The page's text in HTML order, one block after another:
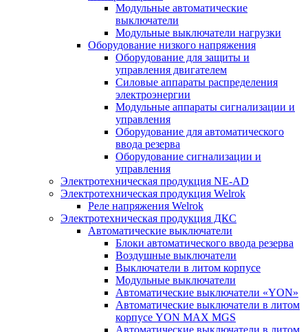
Модульные автоматические
выключатели
Модульные выключатели нагрузки
Оборудование низкого напряжения
Оборудование для защиты и
управления двигателем
Силовые аппараты распределения
электроэнергии
Модульные аппараты сигнализации и
управления
Оборудование для автоматического
ввода резерва
Оборудование сигнализации и
управления
Электротехническая продукция NE-AD
Электротехническая продукция Welrok
Реле напряжения Welrok
Электротехническая продукция ДКС
Автоматические выключатели
Блоки автоматического ввода резерва
Воздушные выключатели
Выключатели в литом корпусе
Модульные выключатели
Автоматические выключатели «YON»
Автоматические выключатели в литом
корпусе YON MAX MGS
Автоматические выключатели в литом